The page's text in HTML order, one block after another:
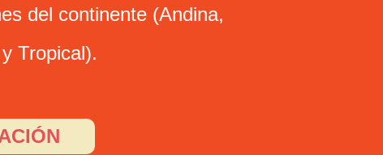
del continente (Andina,
Tropical).